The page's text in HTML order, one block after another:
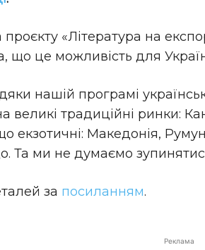
проєкту «Література на
що це можливість для
нашій програмі
великі традиційні ринки:
екзотичні: Македонія,
Та ми не думаємо
за посиланням.
Реклама